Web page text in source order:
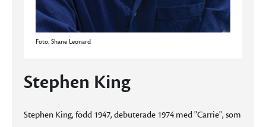
Foto: Shane Leonard
Stephen King
Stephen King, född 1947, debuterade 1974 med "Carrie", som